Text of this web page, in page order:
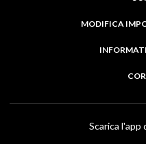
MODIFICA
Scarica l'app